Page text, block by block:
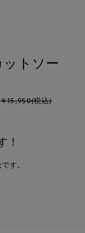
トソー
￥15,950(税込)
！
す。